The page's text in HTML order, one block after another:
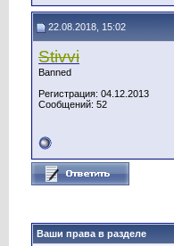
22.08.2018, 15:02
Stivvi
Banned
Регистрация: 04.12.2013
Сообщений: 52
Ваши права в разделе